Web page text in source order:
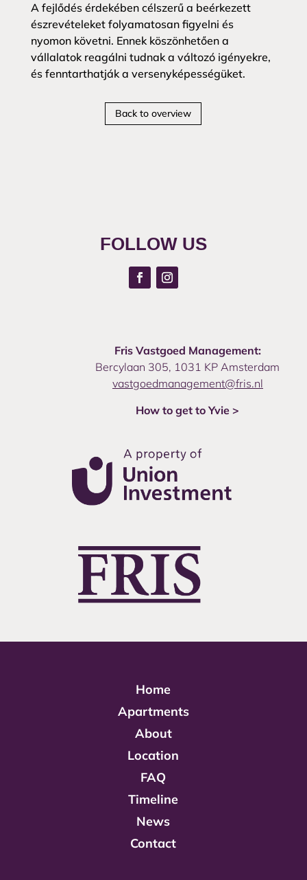
A fejlődés érdekében célszerű a beérkezett
észrevételeket folyamatosan figyelni és
nyomon követni. Ennek köszönhetően a
vállalatok reagálni tudnak a változó igényekre,
és fenntarthatják a versenyképességüket.
Back to overview
FOLLOW US
Fris Vastgoed Management:
Bercylaan 305, 1031 KP Amsterdam
vastgoedmanagement@fris.nl
How to get to Yvie >
Home
Apartments
About
Location
FAQ
Timeline
News
Contact